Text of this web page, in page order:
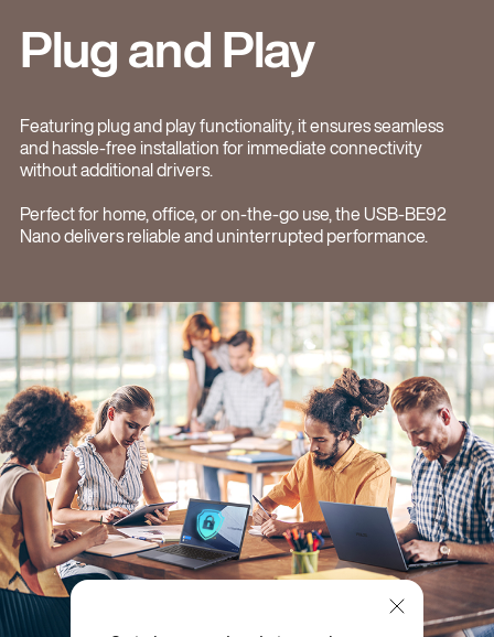
Plug and Play
Featuring plug and play functionality, it ensures seamless
and hassle-free installation for immediate connectivity
without additional drivers.
Perfect for home, office, or on-the-go use, the USB-BE92
Nano delivers reliable and uninterrupted performance.